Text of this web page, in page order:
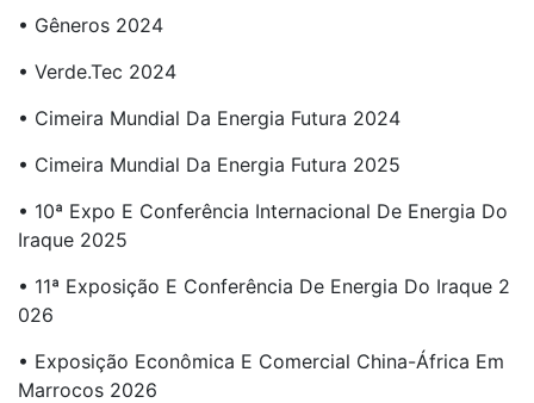
• Gêneros 2024
• Verde.Tec 2024
• Cimeira Mundial Da Energia Futura 2024
• Cimeira Mundial Da Energia Futura 2025
• 10ª Expo E Conferência Internacional De Energia Do
Iraque 2025
• 11ª Exposição E Conferência De Energia Do Iraque 2
026
• Exposição Econômica E Comercial China-África Em
Marrocos 2026